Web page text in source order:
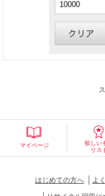
マイページ
欲しい
リス
はじめての方へ よ